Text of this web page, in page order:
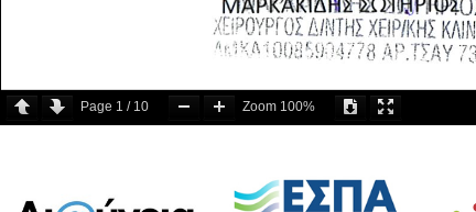
Page 1 / 10 Zoom 100%